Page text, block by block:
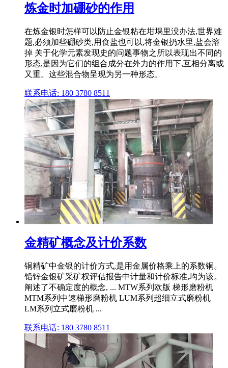
炼金时加硼砂的作用
在炼金银时怎样可以防止金银粘在坩埚里没办法,世界难
题,必须加些硼砂类,用食盐也可以,将金银扔水里,盐会溶
掉 关于化学元素发现史的问题事物之所以表现出不同的
形态,是因为它们的组合成分在外力的作用下,互相分离或
又重。这些混合物呈现为另一种形态。
联系电话: 180 3780 8511
金精矿概念及计价系数
铜精矿中金银的计价方式,是用金属价格乘上的系数铜。
铅锌金银矿采矿权评估报告中计量和计价标准,均为该。
阐述了不确定度的概念, ... MTW系列欧版 梯形磨粉机
MTM系列中速梯形磨粉机 LUM系列超细立式磨粉机
LM系列立式磨粉机 ...
联系电话: 180 3780 8511